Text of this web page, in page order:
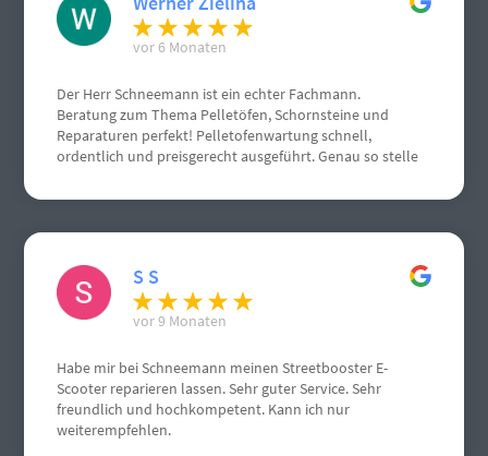
vor 6 Monaten
Der Herr Schneemann ist ein echter Fachmann.
Beratung zum Thema Pelletöfen, Schornsteine und
Reparaturen perfekt! Pelletofenwartung schnell,
ordentlich und preisgerecht ausgeführt. Genau so stelle
S S
vor 9 Monaten
Habe mir bei Schneemann meinen Streetbooster E-
Scooter reparieren lassen. Sehr guter Service. Sehr
freundlich und hochkompetent. Kann ich nur
weiterempfehlen.